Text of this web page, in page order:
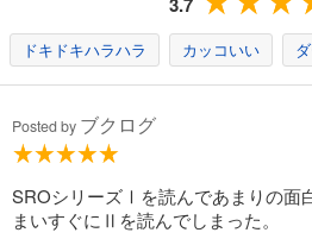
3.7
ドキドキハラハラ カッコいい
Posted by ブクログ
SROシリーズⅠを読んであまりの面
まいすぐにⅡを読んでしまった。